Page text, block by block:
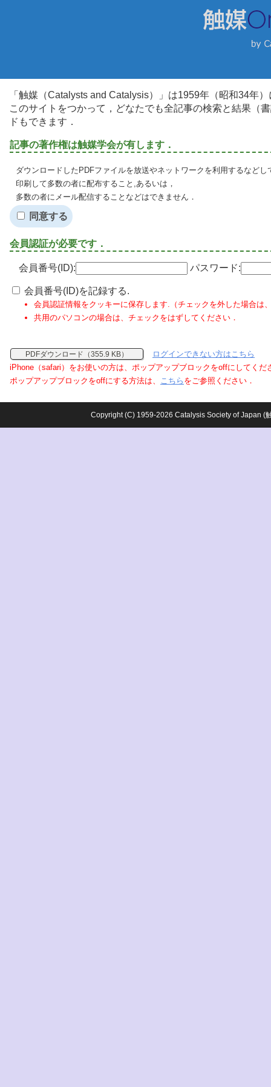
「触媒（Catalysts and Catalysis）」は1959年（昭和34年
このサイトをつかって，どなたでも全記事の検索と結果（
ドもできます．
記事の著作権は触媒学会が有します．
ダウンロードしたPDFファイルを放送やネットワークを利用するなど
印刷して多数の者に配布すること,あるいは，
多数の者にメール配信することなどはできません．
同意する
会員認証が必要です．
会員番号(ID): パスワード:
会員番号(ID)を記録する.
会員認証情報をクッキーに保存します.（チェックを外した場合は
共用のパソコンの場合は、チェックをはずしてください．
PDFダウンロード（355.9 KB）
ログインできない方はこちら
iPhone（safari）をお使いの方は、ポップアップブロックをoffにしてくだ
ポップアップブロックをoffにする方法は、 こちら をご参照ください．
Copyright (C) 1959-2026 Catalysis Society of Japan (